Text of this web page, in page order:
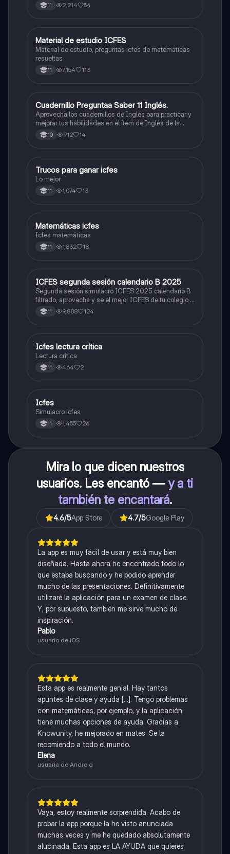
11 2,214 54
ICFES: Matemáticas
Material de estudio ICFES
Material de estudio, preguntas icfes de matemáticas
resueltas
11 7,154 113
ICFES: Inglés
Cuadernillo Preguntaa Saber 11 Inglés.
Aprovecha los cuadernillos de Inglés para practicar y
mejorar tus habilidades en el ítem de Inglés de la
Prueba Saber 11. 🫡
10 912 14
Química
Trucos para ganar icfes
Lo mejor
11 1,074 13
ICFES: Matemáticas
Matemáticas icfes
Icfes matemáticas
11 1,832 18
ICFES: Lectura Crítica
ICFES segunda sesión calendario B 2025
Segunda sesión simulacro ICFES 2025 calendario B
filtrado, aprovecha y se el mejor ICFES de tu colegio y
poder ingresar a universidad, y estudiar aquella
carrera con la que tanto sueñas.
11 9,888 124
Lengua Castellana
Icfes lectura crítica
Lectura crítica
11 464 2
ICFES: Sociales y Ciudadanas
Icfes
Simulacro icfes
11 1,455 26
Mira lo que dicen nuestros
usuarios. Les encantó —y a ti
también te encantará.
4.6/5App Store 4.7/5Google Play
La app es muy fácil de usar y está muy bien
diseñada. Hasta ahora he encontrado todo lo
que estaba buscando y he podido aprender
mucho de las presentaciones. Definitivamente
utilizaré la aplicación para un examen de clase.
Y, por supuesto, también me sirve mucho de
inspiración.
Pablo
usuario de iOS
Esta app es realmente genial. Hay tantos
apuntes de clase y ayuda [...]. Tengo problemas
con matemáticas, por ejemplo, y la aplicación
tiene muchas opciones de ayuda. Gracias a
Knowunity, he mejorado en mates. Se la
recomiendo a todo el mundo.
Elena
usuaria de Android
Vaya, estoy realmente sorprendida. Acabo de
probar la app porque la he visto anunciada
muchas veces y me he quedado absolutamente
alucinada. Esta app es LA AYUDA que quieres